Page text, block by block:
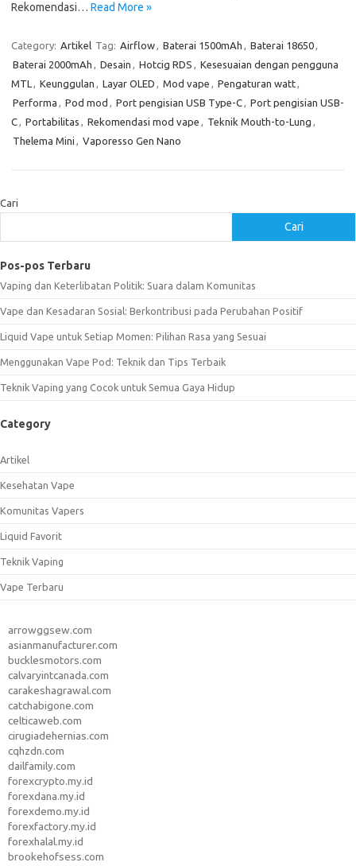
Rekomendasi… Read More »
Category: Artikel Tag: Airflow, Baterai 1500mAh , Baterai 18650,
Baterai 2000mAh , Desain , Hotcig RDS , Kesesuaian dengan pengguna
MTL , Keunggulan , Layar OLED , Mod vape , Pengaturan watt,
Performa , Pod mod , Port pengisian USB Type-C, Port pengisian USB-
C, Portabilitas , Rekomendasi mod vape , Teknik Mouth-to-Lung ,
Thelema Mini , Vaporesso Gen Nano
Cari
Cari
Pos-pos Terbaru
Vaping dan Keterlibatan Politik: Suara dalam Komunitas
Vape dan Kesadaran Sosial: Berkontribusi pada Perubahan Positif
Liquid Vape untuk Setiap Momen: Pilihan Rasa yang Sesuai
Menggunakan Vape Pod: Teknik dan Tips Terbaik
Teknik Vaping yang Cocok untuk Semua Gaya Hidup
Category
Artikel
Kesehatan Vape
Komunitas Vapers
Liquid Favorit
Teknik Vaping
Vape Terbaru
arrowggsew.com
asianmanufacturer.com
bucklesmotors.com
calvaryintcanada.com
carakeshagrawal.com
catchabigone.com
celticaweb.com
cirugiadehernias.com
cqhzdn.com
dailfamily.com
forexcrypto.my.id
forexdana.my.id
forexdemo.my.id
forexfactory.my.id
forexhalal.my.id
brookehofsess.com